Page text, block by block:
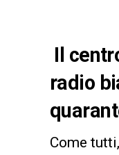
Il
radio
Come